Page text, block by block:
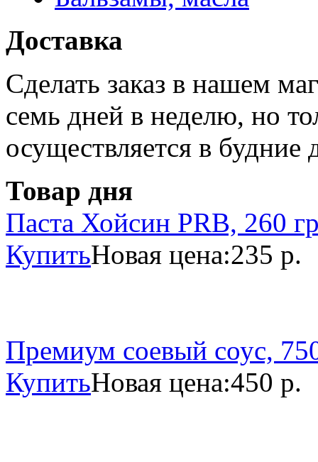
Доставка
Сделать заказ в нашем
семь дней в неделю, но
осуществляется в будние
Товар дня
Паста Хойсин PRB, 260
КупитьНовая цена:235 р.
Премиум соевый соус,
КупитьНовая цена:450 р.